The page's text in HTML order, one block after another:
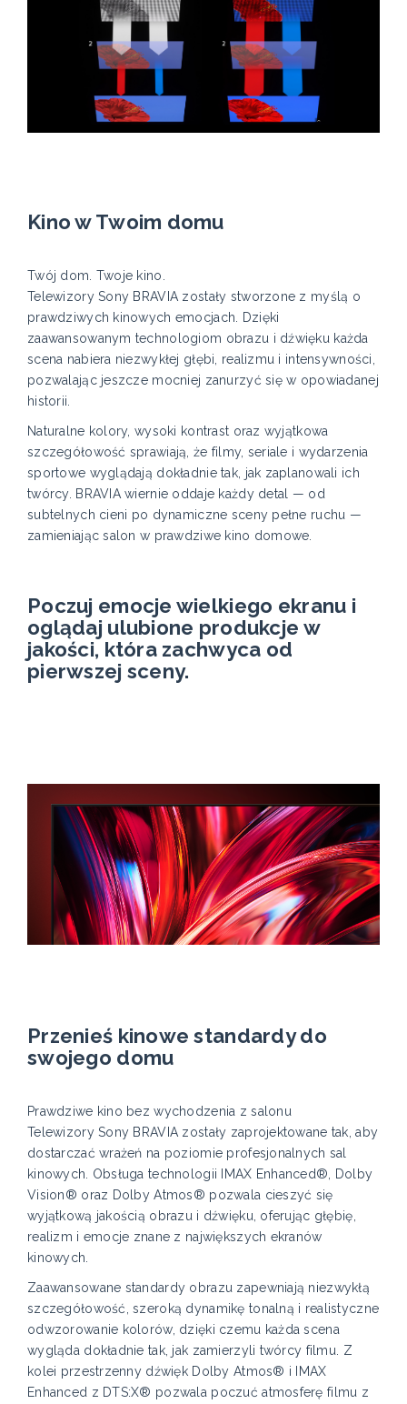
Kino w Twoim domu
Twój dom. Twoje kino.
Telewizory Sony BRAVIA zostały stworzone z myślą o
prawdziwych kinowych emocjach. Dzięki
zaawansowanym technologiom obrazu i dźwięku każda
scena nabiera niezwykłej głębi, realizmu i intensywności,
pozwalając jeszcze mocniej zanurzyć się w opowiadanej
historii.
Naturalne kolory, wysoki kontrast oraz wyjątkowa
szczegółowość sprawiają, że filmy, seriale i wydarzenia
sportowe wyglądają dokładnie tak, jak zaplanowali ich
twórcy. BRAVIA wiernie oddaje każdy detal — od
subtelnych cieni po dynamiczne sceny pełne ruchu —
zamieniając salon w prawdziwe kino domowe.
Poczuj emocje wielkiego ekranu i
oglądaj ulubione produkcje w
jakości, która zachwyca od
pierwszej sceny.
Przenieś kinowe standardy do
swojego domu
Prawdziwe kino bez wychodzenia z salonu
Telewizory Sony BRAVIA zostały zaprojektowane tak, aby
dostarczać wrażeń na poziomie profesjonalnych sal
kinowych. Obsługa technologii IMAX Enhanced®, Dolby
Vision® oraz Dolby Atmos® pozwala cieszyć się
wyjątkową jakością obrazu i dźwięku, oferując głębię,
realizm i emocje znane z największych ekranów
kinowych.
Zaawansowane standardy obrazu zapewniają niezwykłą
szczegółowość, szeroką dynamikę tonalną i realistyczne
odwzorowanie kolorów, dzięki czemu każda scena
wygląda dokładnie tak, jak zamierzyli twórcy filmu. Z
kolei przestrzenny dźwięk Dolby Atmos® i IMAX
Enhanced z DTS:X® pozwala poczuć atmosferę filmu z